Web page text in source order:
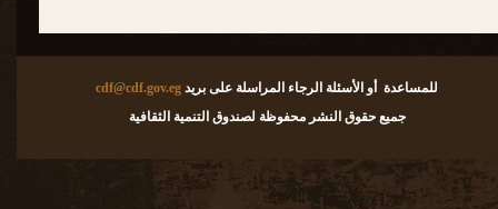
للمساعدة أو الأسئلة الرجاء المراسلة على بريد cdf@cdf.gov.eg
جميع حقوق النشر محفوظة لصندوق التنمية الثقافية